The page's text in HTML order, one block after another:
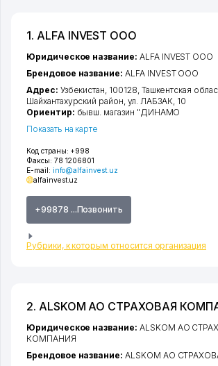
1. ALFA INVEST ООО
Код страны: +998
Факсы: 78 1206801
E-mail: info@alfainvest.uz
alfainvest.uz
+99878 ...Позвонить
Рубрики, к которым относится организация
Юридическое название: ALFA INVEST ООО
Брендовое название: ALFA INVEST ООО
Адрес: Узбекистан, 100128, Ташкентская
Шайхантахурский район ул. ЛАБЗАК , 10
Ориентир: бывш. магазин "ДИНАМО
Показать на карте
2. ALSKOM АО СТРАХОВАЯ
Юридическое название: ALSKOM АО
КОМПАНИЯ
Брендовое название: ALSKOM АО